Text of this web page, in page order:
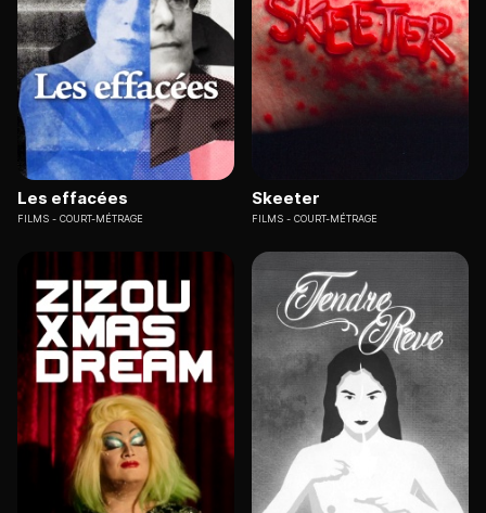
Les effacées
FILMS COURT-MÉTRAGE
Skeeter
FILMS COURT-MÉTRAGE